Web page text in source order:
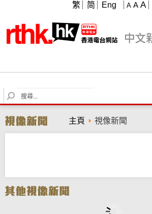
A A A
繁 简 Eng
S
e
r
c
主頁 視像新聞